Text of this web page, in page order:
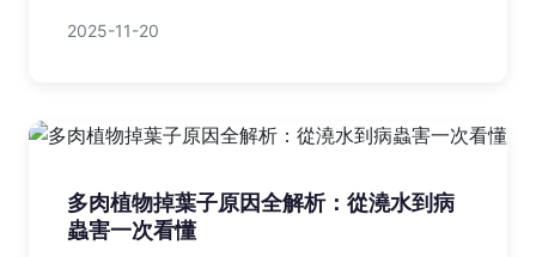
2025-11-20
多肉植物掉葉子原因全解析：從澆水到病
蟲害一次看懂